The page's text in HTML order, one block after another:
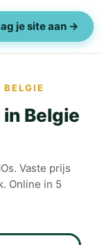
je site aan →
Belgie
Vaste prijs
Online in 5